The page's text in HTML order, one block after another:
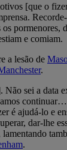
[que o
pormenores,
e comiam.
a lesão de
.
Não sei a data
é ajudá-lo e
dar-lhe
.